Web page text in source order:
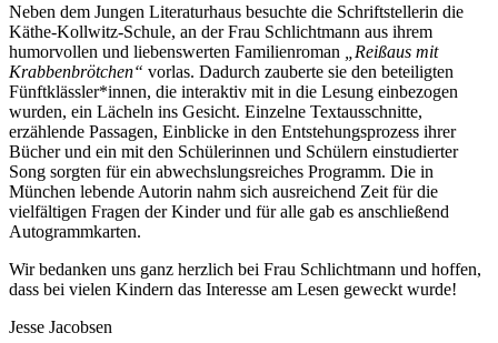
Neben dem Jungen Literaturhaus besuchte die Schriftstellerin die
Käthe-Kollwitz-Schule, an der Frau Schlichtmann aus ihrem
humorvollen und liebenswerten Familienroman
„Reißaus mit
Krabbenbrötchen“ vorlas. Dadurch zauberte sie den beteiligten
Fünftklässler*innen, die interaktiv mit in die Lesung einbezogen
wurden, ein Lächeln ins Gesicht. Einzelne Textausschnitte,
erzählende Passagen, Einblicke in den Entstehungsprozess ihrer
Bücher und ein mit den Schülerinnen und Schülern einstudierter
Song sorgten für ein abwechslungsreiches Programm. Die in
München lebende Autorin nahm sich ausreichend Zeit für die
vielfältigen Fragen der Kinder und für alle gab es anschließend
Autogrammkarten.
Wir bedanken uns ganz herzlich bei Frau Schlichtmann und hoffen,
dass bei vielen Kindern das Interesse am Lesen geweckt wurde!
Jesse Jacobsen